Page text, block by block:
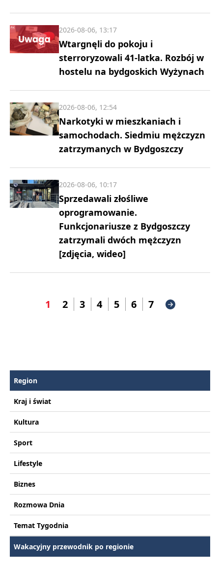
Wtargnęli do pokoju i
sterroryzowali 41-latka. Rozbój w
hostelu na bydgoskich Wyżynach
2026-08-06, 13:17
Narkotyki w mieszkaniach i
samochodach. Siedmiu mężczyzn
zatrzymanych w Bydgoszczy
2026-08-06, 12:54
Sprzedawali złośliwe
oprogramowanie.
Funkcjonariusze z Bydgoszczy
zatrzymali dwóch mężczyzn
[zdjęcia, wideo]
2026-08-06, 10:17
1 2 3 4 5 6 7
Region
Kraj i świat
Kultura
Sport
Lifestyle
Biznes
Rozmowa Dnia
Temat Tygodnia
Wakacyjny przewodnik po regionie